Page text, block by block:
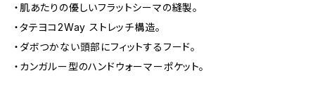
・肌あたりの優しいフラットシーマの縫製。
・タテヨコ2Way ストレッチ構造。
・ダボつかない頭部にフィットするフード。
・カンガルー型のハンドウォーマーポケット。